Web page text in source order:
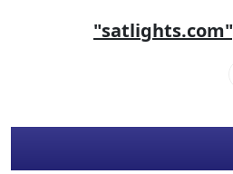
satlights.com
"
بعد ست سنوات... مهرجان الجاز بطبرقة